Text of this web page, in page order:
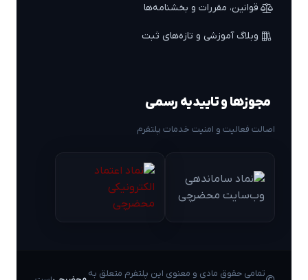
قوانین، مقررات و بخشنامه‌ها
وبلاگ آموزشی و تازه‌های ثبت
مجوزها و تاییدیه رسمی
اصالت فعالیت و امنیت خدمات پلتفرم
تمامی حقوق مادی و معنوی این پلتفرم متعلق به